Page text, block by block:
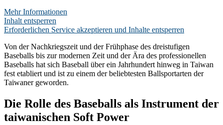
Mehr Informationen
Inhalt entsperren
Erforderlichen Service akzeptieren und Inhalte entsperren
Von der Nachkriegszeit und der Frühphase des dreistufigen
Baseballs bis zur modernen Zeit und der Ära des professionellen
Baseballs hat sich Baseball über ein Jahrhundert hinweg in Taiwan
fest etabliert und ist zu einem der beliebtesten Ballsportarten der
Taiwaner geworden.
Die Rolle des Baseballs als Instrument der
taiwanischen Soft Power